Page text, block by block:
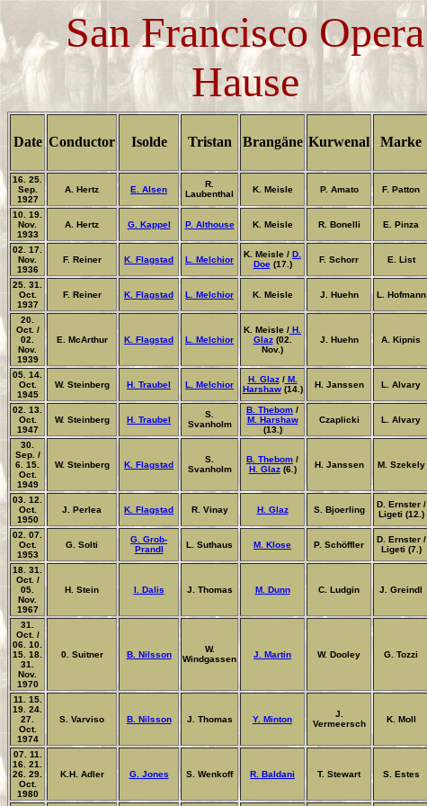
San Francisco Opera
Hause
Date Conductor Isolde Tristan Brangäne Kurwenal Marke
16. 25.
Sep.
1927
A. Hertz E. Alsen
R.
Laubenthal
K. Meisle P. Amato F. Patton
10. 19.
Nov.
1933
A. Hertz G. Kappel P. Althouse K. Meisle R. Bonelli E. Pinza
02. 17.
Nov.
1936
F. Reiner K. Flagstad L. Melchior
K. Meisle / D.
Doe(17.) F. Schorr E. List
25. 31.
Oct.
1937
F. Reiner K. Flagstad L. Melchior K. Meisle J. Huehn L. Hofmann
20.
Oct. /
02.
Nov.
1939
E. McArthur K. Flagstad L. Melchior
K. Meisle / H.
Glaz(02.
Nov.)
J. Huehn A. Kipnis
05. 14.
Oct.
1945
W. Steinberg H. Traubel L. Melchior
H. Glaz/M.
Harshaw(14.) H. Janssen L. Alvary
02. 13.
Oct.
1947
W. Steinberg H. Traubel
S.
Svanholm
B. Thebom /
M. Harshaw
(13.)
Czaplicki L. Alvary
30.
Sep. /
6. 15.
Oct.
1949
W. Steinberg K. Flagstad
S.
Svanholm
B. Thebom /
H. Glaz(6.) H. Janssen M. Szekely
03. 12.
Oct.
1950
J. Perlea K. Flagstad R. Vinay H. Glaz S. Bjoerling
D. Ernster /
Ligeti (12.)
02. 07.
Oct.
1953
G. Solti
G. Grob-
Prandl
L. Suthaus M. Klose P. Schöffler
D. Ernster /
Ligeti (7.)
18. 31.
Oct. /
05.
Nov.
1967
H. Stein I. Dalis J. Thomas M. Dunn C. Ludgin J. Greindl
31.
Oct. /
06. 10.
15. 18.
31.
Nov.
1970
0. Suitner B. Nilsson
W.
Windgassen
J. Martin W. Dooley G. Tozzi
11. 15.
19. 24.
27.
Oct.
1974
S. Varviso B. Nilsson J. Thomas Y. Minton
J.
Vermeersch
K. Moll
07. 11.
16. 21.
26. 29.
Oct.
1980
K.H. Adler G. Jones S. Wenkoff R. Baldani T. Stewart S. Estes